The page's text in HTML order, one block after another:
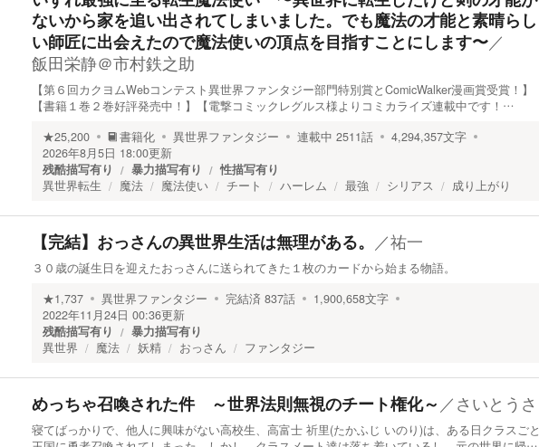
ないから家を追い出されてしまいました。でも魔法の才能と素晴らし
い師匠に出会えたので魔法使いの頂点を目指すことにします〜／
飯田栄静＠市村鉄之助
【第６回カクヨムWebコンテスト異世界ファンタジー部門特別賞とComicWalker漫画賞受賞！】
【書籍１巻２巻好評発売中！】【電撃コミックレグルス様よりコミカライズ連載中です！…
★25,200 書籍化 異世界ファンタジー 連載中 2511話 4,294,357文字
2026年8月5日 18:00更新
残酷描写有り
暴力描写有り
性描写有り
異世界転生
魔法 魔法使い チート ハーレム 最強 シリアス 成り上がり
【完結】おっさんの異世界生活は無理がある。 ／祐一
３０歳の誕生日を迎えたおっさんに送られてきた１枚のカードから始まる物語。
★1,737 異世界ファンタジー 完結済 837話 1,900,658文字
2022年11月24日 00:36更新
残酷描写有り
暴力描写有り
異世界
魔法 妖精 おっさん ファンタジー
めっちゃ召喚された件 ～世界法則無視のチート権化～ ／さいとうさ
寝てばっかりで、他人に興味がない高校生、高富士 祈里(たかふじ いのり)は、ある日クラスごと